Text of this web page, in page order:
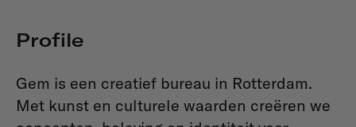
Profile
Gem is een creatief bureau in Rotterdam.
Met kunst en culturele waarden creëren we